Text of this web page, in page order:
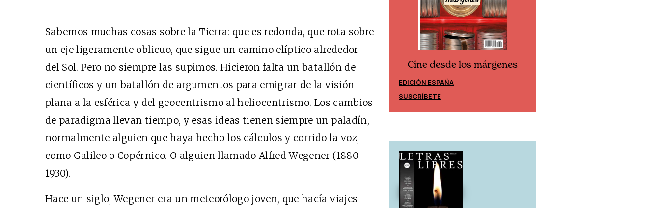
Sabemos muchas cosas sobre la Tierra: que es redonda, que rota sobre
un eje ligeramente oblicuo, que sigue un camino elíptico alrededor
del Sol. Pero no siempre las supimos. Hicieron falta un batallón de
científicos y un batallón de argumentos para emigrar de la visión
plana a la esférica y del geocentrismo al heliocentrismo. Los cambios
de paradigma llevan tiempo, y esas ideas tienen siempre un paladín,
normalmente alguien que haya hecho los cálculos y corrido la voz,
como Galileo o Copérnico. O alguien llamado Alfred Wegener (1880-
1930).
Hace un siglo, Wegener era un meteorólogo joven, que hacía viajes
Cine desde los márgenes
EDICIÓN MÉXICO
SUSCRÍBETE
Cine desde los márgenes
EDICIÓN ESPAÑA
SUSCRÍBETE